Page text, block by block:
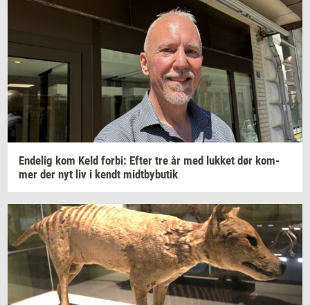
En­de­lig kom Keld forbi: Efter tre år med luk­ket dør kom­
mer der nyt liv i kendt midt­by­bu­tik